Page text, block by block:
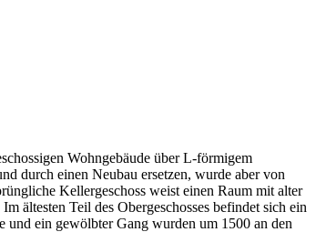
Wohngebäude über L-förmigem
durch einen Neubau ersetzen, wurde aber von
Kellergeschoss weist einen Raum mit alter
ältesten Teil des Obergeschosses befindet sich ein
und ein gewölbter Gang wurden um 1500 an den